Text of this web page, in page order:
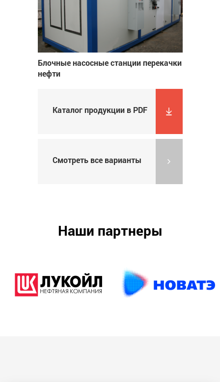
Блочные насосные станции перекачки
нефти
Каталог продукции в PDF
Смотреть все варианты
Наши партнеры